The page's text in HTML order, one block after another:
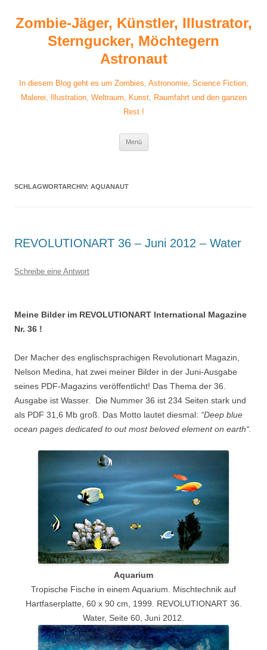
springen
Zombie-Jäger, Künstler, Illustrator,
Sterngucker, Möchtegern
Astronaut
In diesem Blog geht es um Zombies, Astronomie, Science Fiction,
Malerei, Illustration, Weltraum, Kunst, Raumfahrt und den ganzen
Rest !
Menü
SCHLAGWORTARCHIV: AQUANAUT
REVOLUTIONART 36 – Juni 2012 – Water
Schreibe eine Antwort
Meine Bilder im REVOLUTIONART International Magazine
Nr. 36 !
Der Macher des englischsprachigen Revolutionart Magazin,
Nelson Medina, hat zwei meiner Bilder in der Juni-Ausgabe
seines PDF-Magazins veröffentlicht! Das Thema der 36.
Ausgabe ist Wasser.
Die Nummer 36 ist 234 Seiten stark und
als PDF 31,6 Mb groß. Das Motto lautet diesmal: “Deep blue
ocean pages dedicated to out most beloved element on earth“.
Aquarium
Tropische Fische in einem Aquarium. Mischtechnik auf
Hartfaserplatte, 60 x 90 cm, 1999. REVOLUTIONART 36.
Water, Seite 60, Juni 2012.